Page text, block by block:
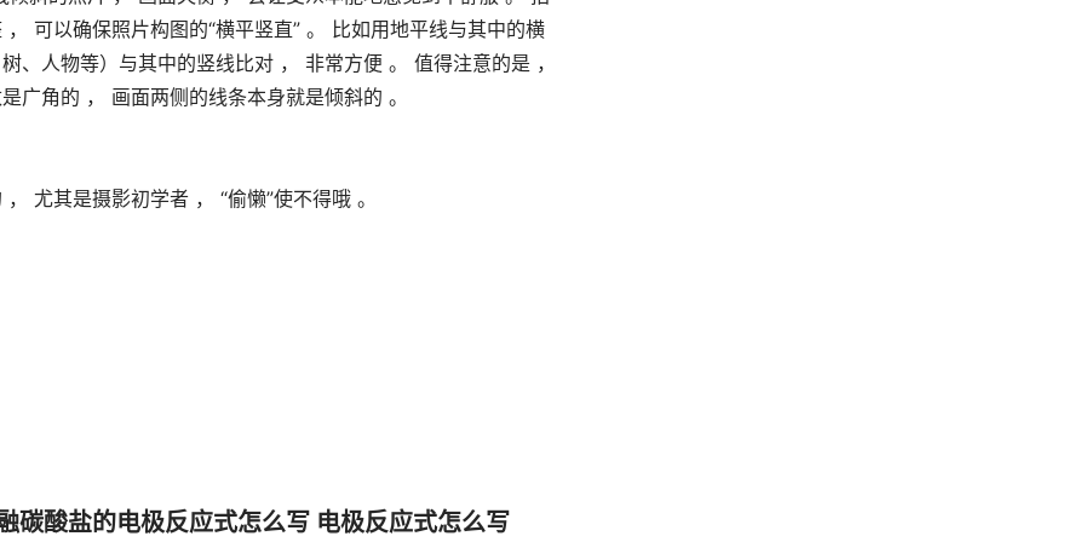
可以确保照片构图的“横平竖直” 。 比如用地平线与其中的横
、人物等）与其中的竖线比对 ， 非常方便 。 值得注意的是 ，
广角的 ， 画面两侧的线条本身就是倾斜的 。
尤其是摄影初学者 ， “偷懒”使不得哦 。
碳酸盐的电极反应式怎么写 电极反应式怎么写